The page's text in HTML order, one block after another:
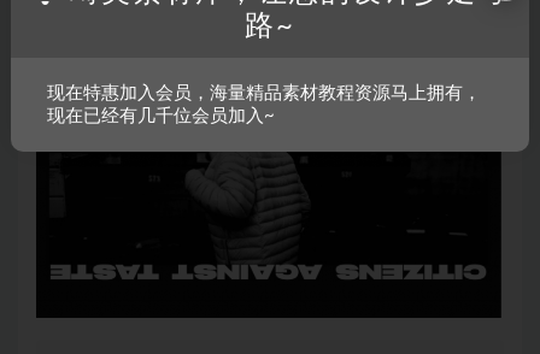
路~
现在特惠加入会员，海量精品素材教程资源马上拥有，
现在已经有几千位会员加入~